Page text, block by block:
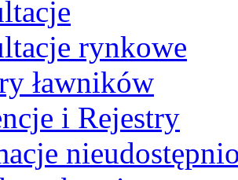
rynkowe
ławników
i Rejestry